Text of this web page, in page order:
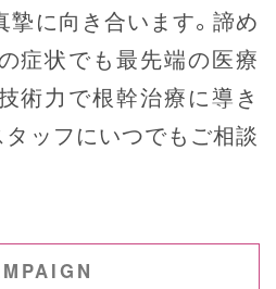
に向き合います。諦め
症状でも最先端の医療
術力で根幹治療に導き
タッフにいつでもご相談